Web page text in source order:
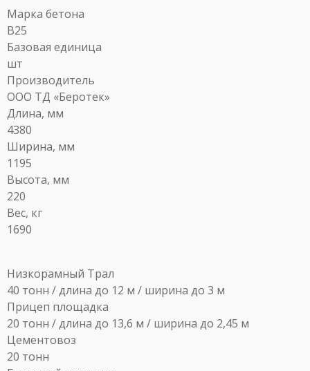
Марка бетона
B25
Базовая единица
шт
Производитель
ООО ТД «Беротек»
Длина, мм
4380
Ширина, мм
1195
Высота, мм
220
Вес, кг
1690
Низкорамный Трал
40 тонн / длина до 12 м / ширина до 3 м
Прицеп площадка
20 тонн / длина до 13,6 м / ширина до 2,45 м
Цементовоз
20 тонн